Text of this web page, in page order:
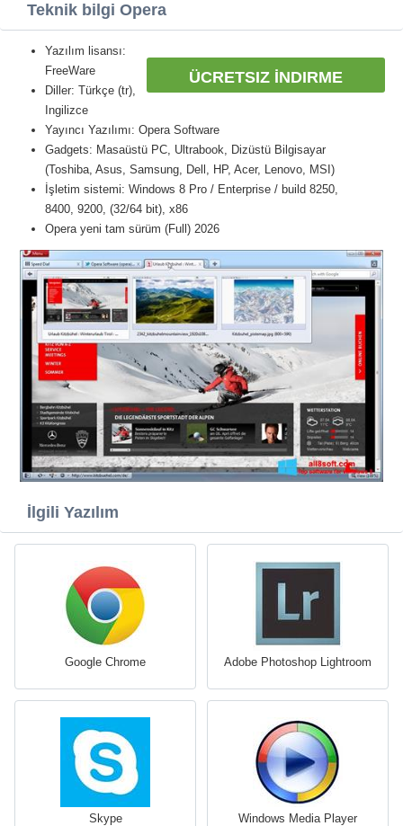
Teknik bilgi Opera
ÜCRETSIZ İNDIRME
Yazılım lisansı:
FreeWare
Diller: Türkçe (tr),
Ingilizce
Yayıncı Yazılımı: Opera Software
Gadgets: Masaüstü PC, Ultrabook, Dizüstü Bilgisayar
(Toshiba, Asus, Samsung, Dell, HP, Acer, Lenovo, MSI)
İşletim sistemi: Windows 8 Pro / Enterprise / build 8250,
8400, 9200, (32/64 bit), x86
Opera yeni tam sürüm (Full) 2026
İlgili Yazılım
Google Chrome Adobe Photoshop Lightroom
Skype Windows Media Player